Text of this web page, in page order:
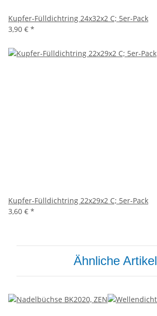
Kupfer-Fülldichtring 24x32x2 C; 5er-Pack
3,90 € *
Kupfer-Fülldichtring 22x29x2 C; 5er-Pack
3,60 € *
Ähnliche Artikel